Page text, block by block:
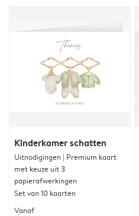
Kinderkamer schatten
Uitnodigingen | Premium kaart
met keuze uit 3
papierafwerkingen
Set van 10 kaarten
Vanaf